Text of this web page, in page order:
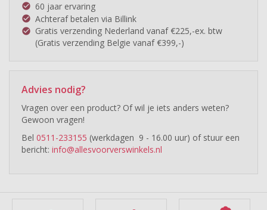
check_circle 60 jaar ervaring
check_circle Achteraf betalen via Billink
check_circle Gratis verzending Nederland vanaf €225,-ex. btw
(Gratis verzending Belgie vanaf €399,-)
Advies nodig?
Vragen over een product? Of wil je iets anders weten?
Gewoon vragen!
Bel 0511-233155 (werkdagen 9 - 16.00 uur) of stuur een
bericht: info@allesvoorverswinkels.nl